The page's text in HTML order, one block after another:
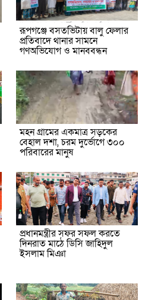
রূপগঞ্জে বসতভিটায় বালু ফেলার
প্রতিবাদে থানার সামনে
গণঅভিযোগ ও মানববন্ধন
মহন গ্রামের একমাত্র সড়কের
বেহাল দশা, চরম দুর্ভোগে ৩০০
পরিবারের মানুষ
প্রধানমন্ত্রীর সফর সফল করতে
দিনরাত মাঠে ডিসি জাহিদুল
ইসলাম মিঞা